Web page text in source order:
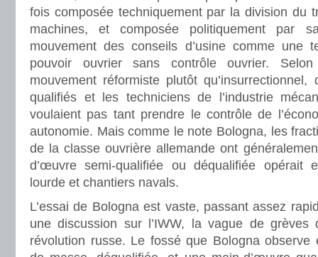
fois composée techniquement par la division du
machines, et composée politiquement par
mouvement des conseils d’usine comme une
pouvoir ouvrier sans contrôle ouvrier.
mouvement réformiste plutôt
qualifiés et les techniciens de l’industrie
voulaient pas tant prendre le contrôle de
autonomie. Mais comme le note Bologna, les
de la classe ouvrière allemande ont
d’œuvre semi-qualifiée ou déqualifiée opérait
lourde et chantiers navals.
L’essai de Bologna est vaste, passant assez
une discussion sur l’IWW, la vague de
révolution russe. Le fossé que Bologna observe